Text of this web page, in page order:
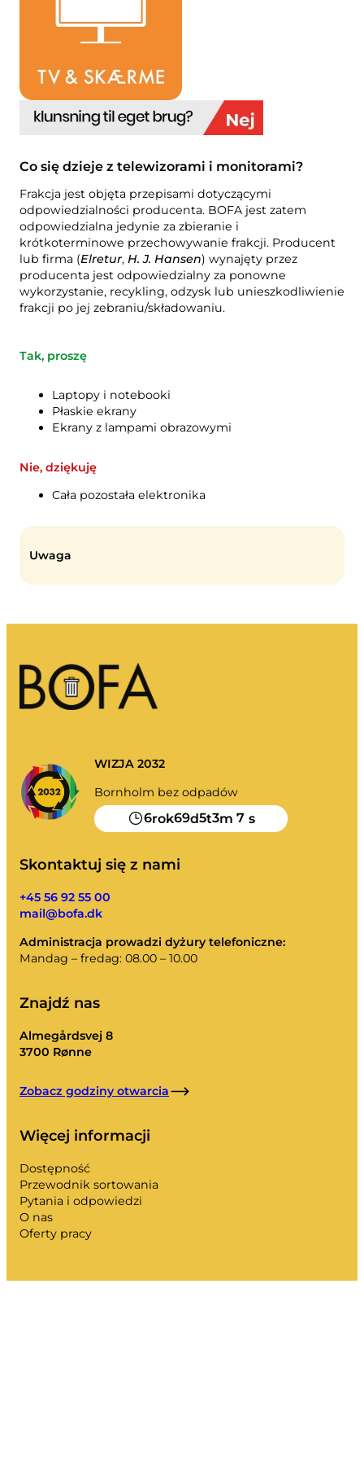
Rozbiórka i renowacja
Więcej informacji
Taryfy za odpady (prywatne)
Link do podstawowych zasad BRK
Przewodnik AT
Przepisy dotyczące odpadów
Samoobsługa
Portal odpadów
Opróżnianie kalendarza i nie tylko.
Przewodnik sortowania
Skontaktuj się z nami
Oferty pracy
Co się dzieje z telewizorami i monitorami?
Frakcja jest objęta przepisami dotyczącymi
odpowiedzialności producenta. BOFA jest zatem
odpowiedzialna jedynie za zbieranie i
krótkoterminowe przechowywanie frakcji. Producent
lub firma (Elretur, H. J. Hansen) wynajęty przez
producenta jest odpowiedzialny za ponowne
wykorzystanie, recykling, odzysk lub unieszkodliwienie
frakcji po jej zebraniu/składowaniu.
Tak, proszę
Laptopy i notebooki
Płaskie ekrany
Ekrany z lampami obrazowymi
Nie, dziękuję
Cała pozostała elektronika
Uwaga
WIZJA 2032
Bornholm bez odpadów
6rok69d5t3m 7 s
Skontaktuj się z nami
+45 56 92 55 00
mail@bofa.dk
Administracja prowadzi dyżury telefoniczne:
Mandag – fredag: 08.00 – 10.00
Znajdź nas
Almegårdsvej 8
3700 Rønne
Zobacz godziny otwarcia
Więcej informacji
Dostępność
Przewodnik sortowania
Pytania i odpowiedzi
O nas
Oferty pracy